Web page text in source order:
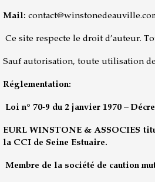
Mail:
Ce site respecte le droit d’auteur.
Sauf autorisation, toute utilisation
Réglementation:
Loi n° 70-9 du 2 janvier 1970 –
EURL WINSTONE & ASSOCIES
la CCI de Seine Estuaire.
Membre de la société de caution